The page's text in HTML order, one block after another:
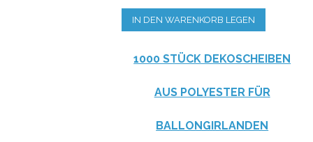
IN DEN WARENKORB LEGEN
1000 STÜCK DEKOSCHEIBEN
AUS POLYESTER FÜR
BALLONGIRLANDEN